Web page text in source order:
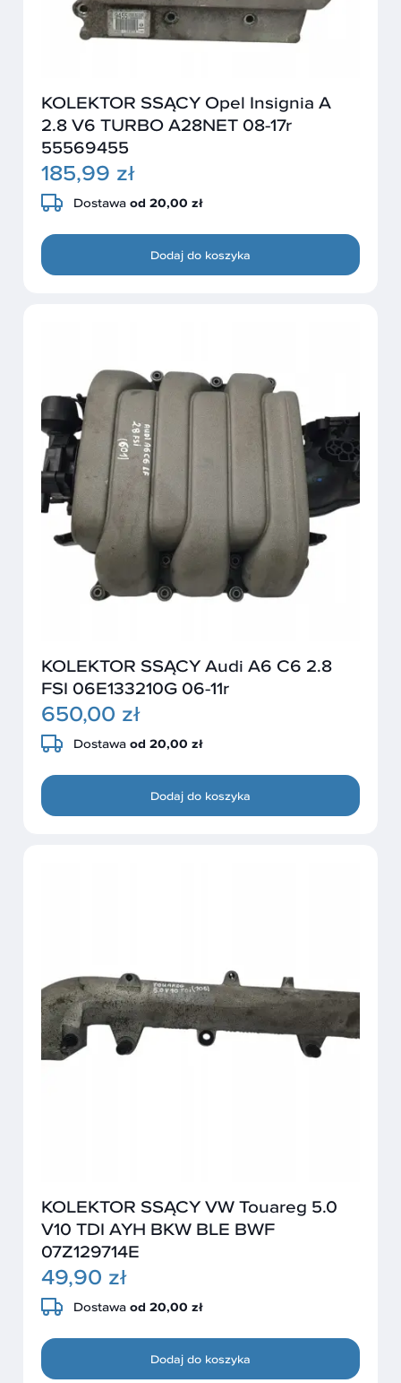
KOLEKTOR SSĄCY Opel Insignia A
2.8 V6 TURBO A28NET 08-17r
55569455
185,99 zł
Dostawa od 20,00 zł
Dodaj do koszyka
KOLEKTOR SSĄCY Audi A6 C6 2.8
FSI 06E133210G 06-11r
650,00 zł
Dostawa od 20,00 zł
Dodaj do koszyka
KOLEKTOR SSĄCY VW Touareg 5.0
V10 TDI AYH BKW BLE BWF
07Z129714E
49,90 zł
Dostawa od 20,00 zł
Dodaj do koszyka